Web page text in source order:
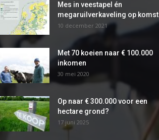
Mes in veestapel én
megaruilverkaveling op komst
10 december 2021
Met 70 koeien naar € 100.000
inkomen
30 mei 2020
Op naar € 300.000 voor een
hectare grond?
17 juni 2025